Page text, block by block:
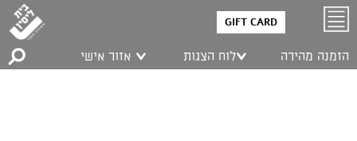
GIFT CARD
הזמנה מהירה לוח הצגות אזור אישי